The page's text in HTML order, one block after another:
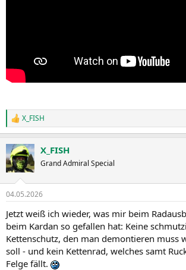
R
e
k
t
i
e
:
X_FISH
X_FISH
Grand Admiral Special
04.05.2026
Jetzt weiß ich wieder, was mir beim
beim Kardan so gefallen hat: Keine
Kettenschutz, den man demontieren muss
soll - und kein Kettenrad, welches samt
Felge fällt.